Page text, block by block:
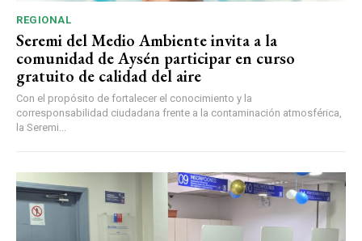
REGIONAL
Seremi del Medio Ambiente invita a la
comunidad de Aysén participar en curso
gratuito de calidad del aire
Con el propósito de fortalecer el conocimiento y la
corresponsabilidad ciudadana frente a la contaminación atmosférica,
la Seremi...